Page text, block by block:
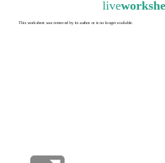
live